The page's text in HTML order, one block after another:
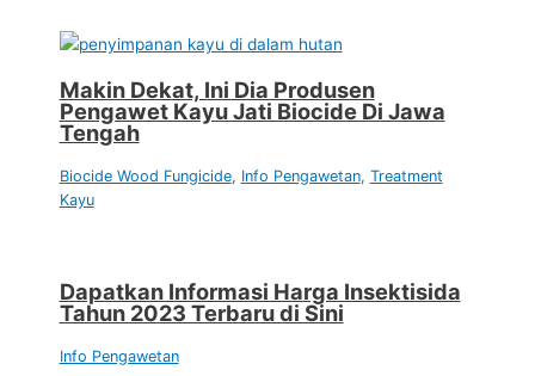
Makin Dekat, Ini Dia Produsen
Pengawet Kayu Jati Biocide Di Jawa
Tengah
Biocide Wood Fungicide, Info Pengawetan, Treatment
Kayu
Dapatkan Informasi Harga Insektisida
Tahun 2023 Terbaru di Sini
Info Pengawetan